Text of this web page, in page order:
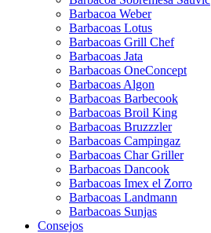
Barbacoa Weber
Barbacoas Lotus
Barbacoas Grill Chef
Barbacoas Jata
Barbacoas OneConcept
Barbacoas Algon
Barbacoas Barbecook
Barbacoas Broil King
Barbacoas Bruzzzler
Barbacoas Campingaz
Barbacoas Char Griller
Barbacoas Dancook
Barbacoas Imex el Zorro
Barbacoas Landmann
Barbacoas Sunjas
Consejos